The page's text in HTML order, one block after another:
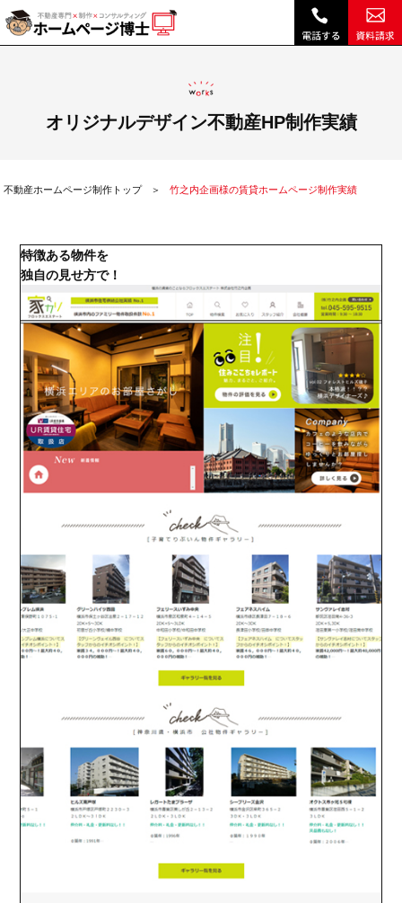
オリジナルデザイン不動産HP制作実績
不動産ホームページ制作トップ 竹之内企画様の賃貸ホームページ制作実績
特徴ある物件を
独自の見せ方で！